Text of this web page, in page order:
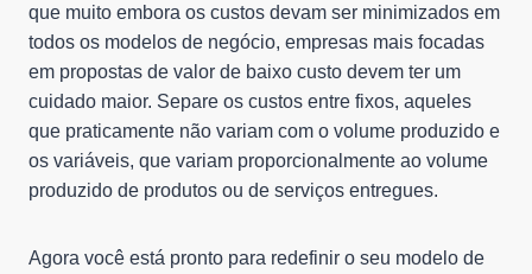
que muito embora os custos devam ser minimizados em
todos os modelos de negócio, empresas mais focadas
em propostas de valor de baixo custo devem ter um
cuidado maior. Separe os custos entre fixos, aqueles
que praticamente não variam com o volume produzido e
os variáveis, que variam proporcionalmente ao volume
produzido de produtos ou de serviços entregues.
Agora você está pronto para redefinir o seu modelo de